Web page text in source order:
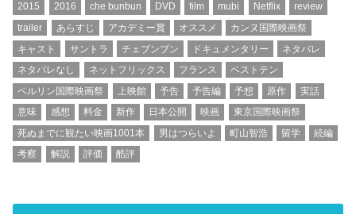
2015 2016 che bunbun DVD film mubi Netflix
review
trailer
あらすじ アカデミー賞 オススメ
カンヌ国際映画祭
キャスト
サントラ チェブンブン ドキュメンタリー
ネタバレ
ネタバレなし
ネットフリックス フランス
ベストテン
ベルリン国際映画祭
上映館 予告 予告編 予想 原作
実話
意味
感想 料金 新作 日本公開 映画
東京国際映画祭
死ぬまでに観たい映画1001本
男はつらいよ 町山智浩 留学
続編
考察
解説 評価 酷評